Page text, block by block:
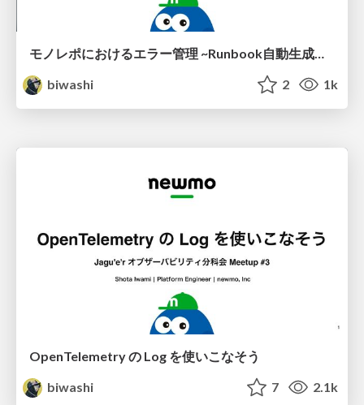
モノレポにおけるエラー管理 ~Runbook自動生成とチームメンションの最適化
biwashi
2 1k
OpenTelemetry の Log を使いこなそう
biwashi
7 2.1k